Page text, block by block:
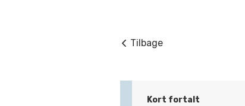
Tilbage
Kort fortalt